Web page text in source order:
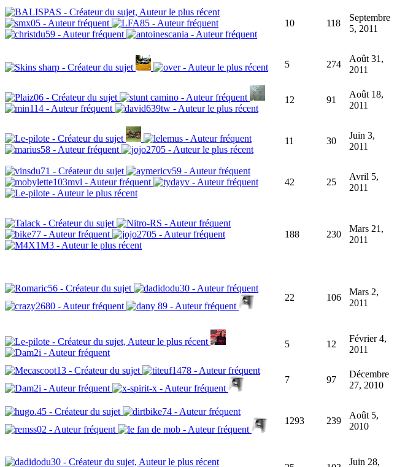
10 118
Septembre
5, 2011
5 274
Août 31,
2011
12 91
Août 18,
2011
11 30
Juin 3,
2011
42 25
Avril 5,
2011
188 230
Mars 21,
2011
22 106
Mars 2,
2011
5 12
Février 4,
2011
7 97
Décembre
27, 2010
1293 239
Août 5,
2010
Juin 28,